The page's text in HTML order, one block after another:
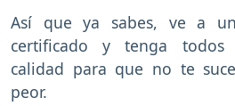
Así que ya sabes, ve a
certificado y tenga todos
calidad para que no te
peor.